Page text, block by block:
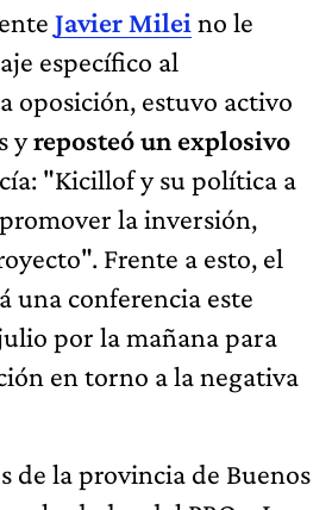
Javier Milei no le
específico al
oposición, estuvo activo
yreposteó un explosivo
"Kicillof y su política a
la inversión,
Frente a esto, el
una conferencia este
por la mañana para
en torno a la negativa
de la provincia de Buenos